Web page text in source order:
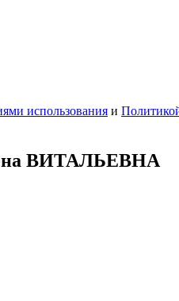
использования и
ВИТАЛЬЕВНА